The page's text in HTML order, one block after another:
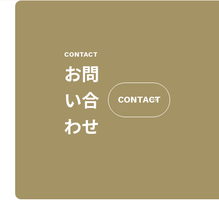
CONTACT
お問
い合
わせ
CONTACT